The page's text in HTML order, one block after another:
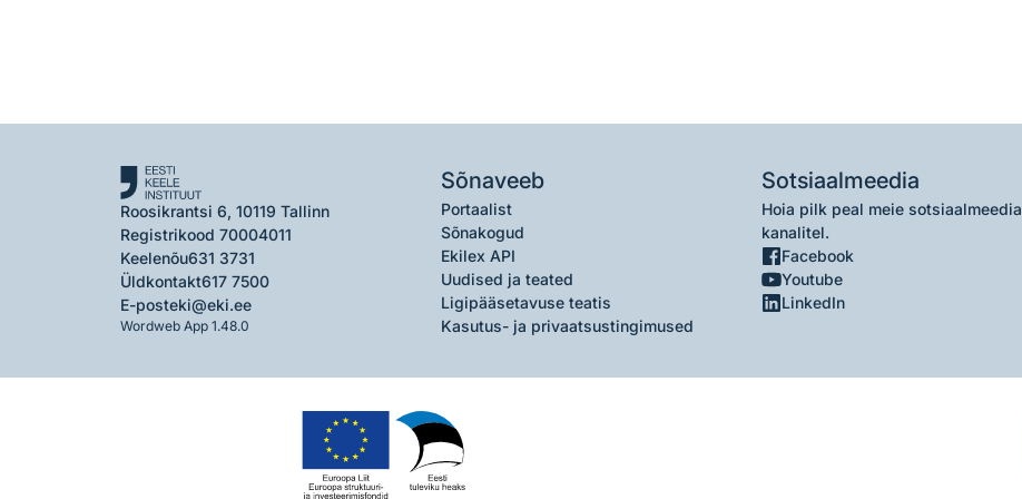
Roosikrantsi 6, 10119 Tallinn
Registrikood 70004011
Keelenõu631 3731
Üldkontakt617 7500
E-posteki@eki.ee
Wordweb App 1.48.0
Sõnaveeb
Portaalist
Sõnakogud
Ekilex API
Uudised ja teated
Ligipääsetavuse teatis
Kasutus- ja privaatsustingimused
Sotsiaalmeedia
Hoia pilk peal meie sotsiaalmeedia
kanalitel.
Facebook
Youtube
LinkedIn